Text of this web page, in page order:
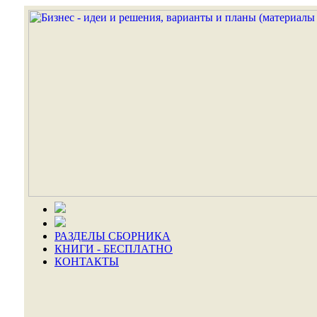
РАЗДЕЛЫ СБОРНИКА
КНИГИ - БЕСПЛАТНО
КОНТАКТЫ